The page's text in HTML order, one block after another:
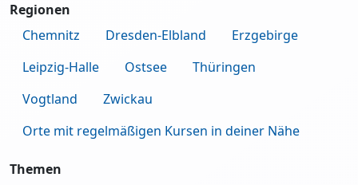
Regionen
Chemnitz
Dresden-Elbland
Erzgebirge
Leipzig-Halle
Ostsee
Thüringen
Vogtland
Zwickau
Orte mit regelmäßigen Kursen in deiner Nähe
Themen